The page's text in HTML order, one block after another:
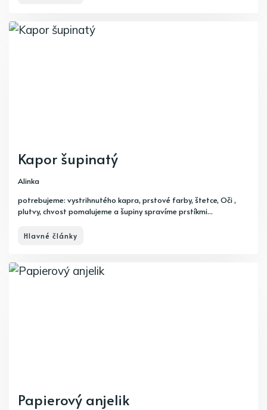
Kapor šupinatý
Alinka
potrebujeme: vystrihnutého kapra, prstové farby, štetce, Oči ,
plutvy, chvost pomalujeme a šupiny spravíme prstíkmi...
Hlavné články
Papierový anjelik